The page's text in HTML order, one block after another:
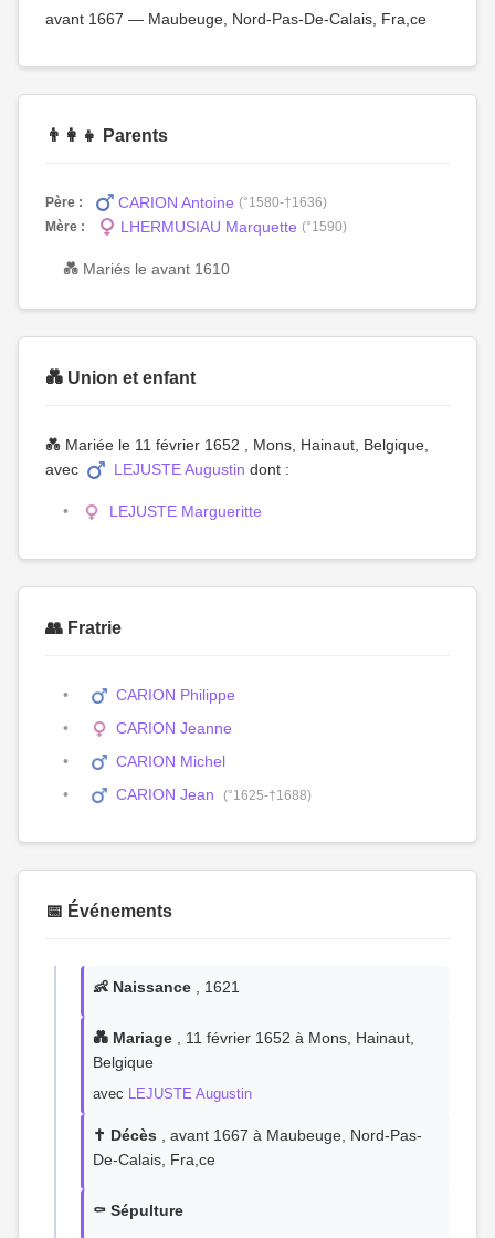
avant 1667 — Maubeuge, Nord-Pas-De-Calais, Fra,ce
👨‍👩‍👧 Parents
Père : CARION Antoine (°1580-†1636)
Mère :
LHERMUSIAU Marquette (°1590)
💑 Mariés le avant 1610
💑 Union et enfant
💑 Mariée le 11 février 1652 , Mons, Hainaut, Belgique,
avec
LEJUSTE Augustin dont :
LEJUSTE Margueritte
👥 Fratrie
CARION Philippe
CARION Jeanne
CARION Michel
CARION Jean
(°1625-†1688)
📅 Événements
👶 Naissance , 1621
💑 Mariage , 11 février 1652 à Mons, Hainaut,
Belgique
avec LEJUSTE Augustin
✝️ Décès , avant 1667 à Maubeuge, Nord-Pas-
De-Calais, Fra,ce
⚰️ Sépulture